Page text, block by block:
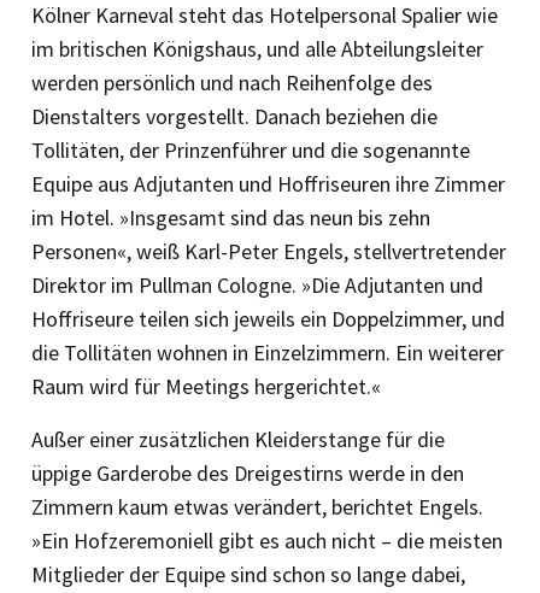
Kölner Karneval steht das Hotelpersonal Spalier wie
im britischen Königshaus, und alle Abteilungsleiter
werden persönlich und nach Reihenfolge des
Dienstalters vorgestellt. Danach beziehen die
Tollitäten, der Prinzenführer und die sogenannte
Equipe aus Adjutanten und Hoffriseuren ihre Zimmer
im Hotel. »Insgesamt sind das neun bis zehn
Personen«, weiß Karl-Peter Engels, stellvertretender
Direktor im Pullman Cologne. »Die Adjutanten und
Hoffriseure teilen sich jeweils ein Doppelzimmer, und
die Tollitäten wohnen in Einzelzimmern. Ein weiterer
Raum wird für Meetings hergerichtet.«
Außer einer zusätzlichen Kleiderstange für die
üppige Garderobe des Dreigestirns werde in den
Zimmern kaum etwas verändert, berichtet Engels.
»Ein Hofzeremoniell gibt es auch nicht – die meisten
Mitglieder der Equipe sind schon so lange dabei,